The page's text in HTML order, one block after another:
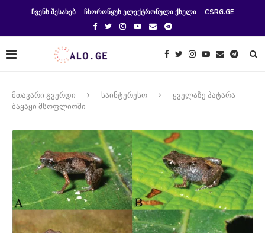
ᲩᲕᲔᲜᲡ ᲨᲔᲡᲐᲮᲔᲑ ᲩᲮᲝᲠᲝᲬᲧᲣᲡ ᲔᲚᲔᲥᲢᲠᲝᲜᲣᲚᲘ ᲥᲡᲔᲚᲘ CSRG.GE
მთავარი გვერდი საინტერესო
ყველაზე პატარა
ბაყაყი მსოფლიოში